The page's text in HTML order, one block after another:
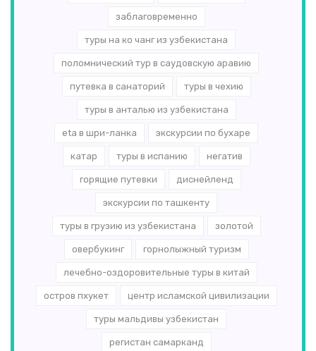
заблаговременно
туры на ко чанг из узбекистана
поломнический тур в саудовскую аравию
путевка в санаторий туры в чехию
туры в анталью из узбекистана
eta в шри-ланка экскурсии по бухаре
катар туры в испанию негатив
горящие путевки диснейленд
экскурсии по ташкенту
туры в грузию из узбекистана золотой
овербукинг горнолыжный туризм
лечебно-оздоровительные туры в китай
остров пхукет центр исламской цивилизации
туры мальдивы узбекистан
регистан самарканд